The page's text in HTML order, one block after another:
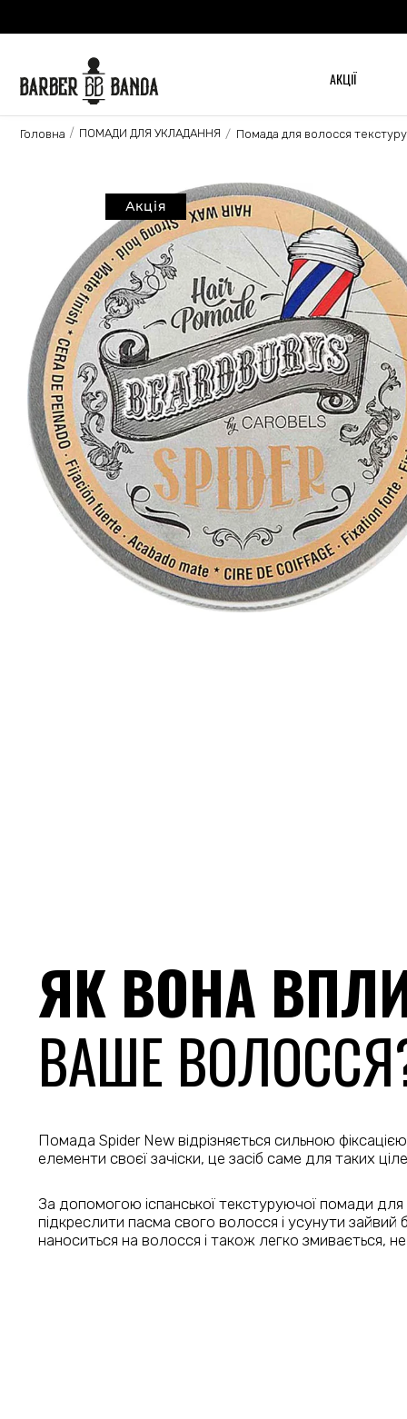
АКЦІЇ
Головна ПОМАДИ ДЛЯ УКЛАДАННЯ Помада для волосся
Акція
ЯК ВОНА
ВАШЕ
Помада Spider New відрізняється сильною
елементи своєї зачіски, це засіб саме для таких
За допомогою іспанської текстуруючої помади
підкреслити пасма свого волосся і усунути
наноситься на волосся і також легко змивається,